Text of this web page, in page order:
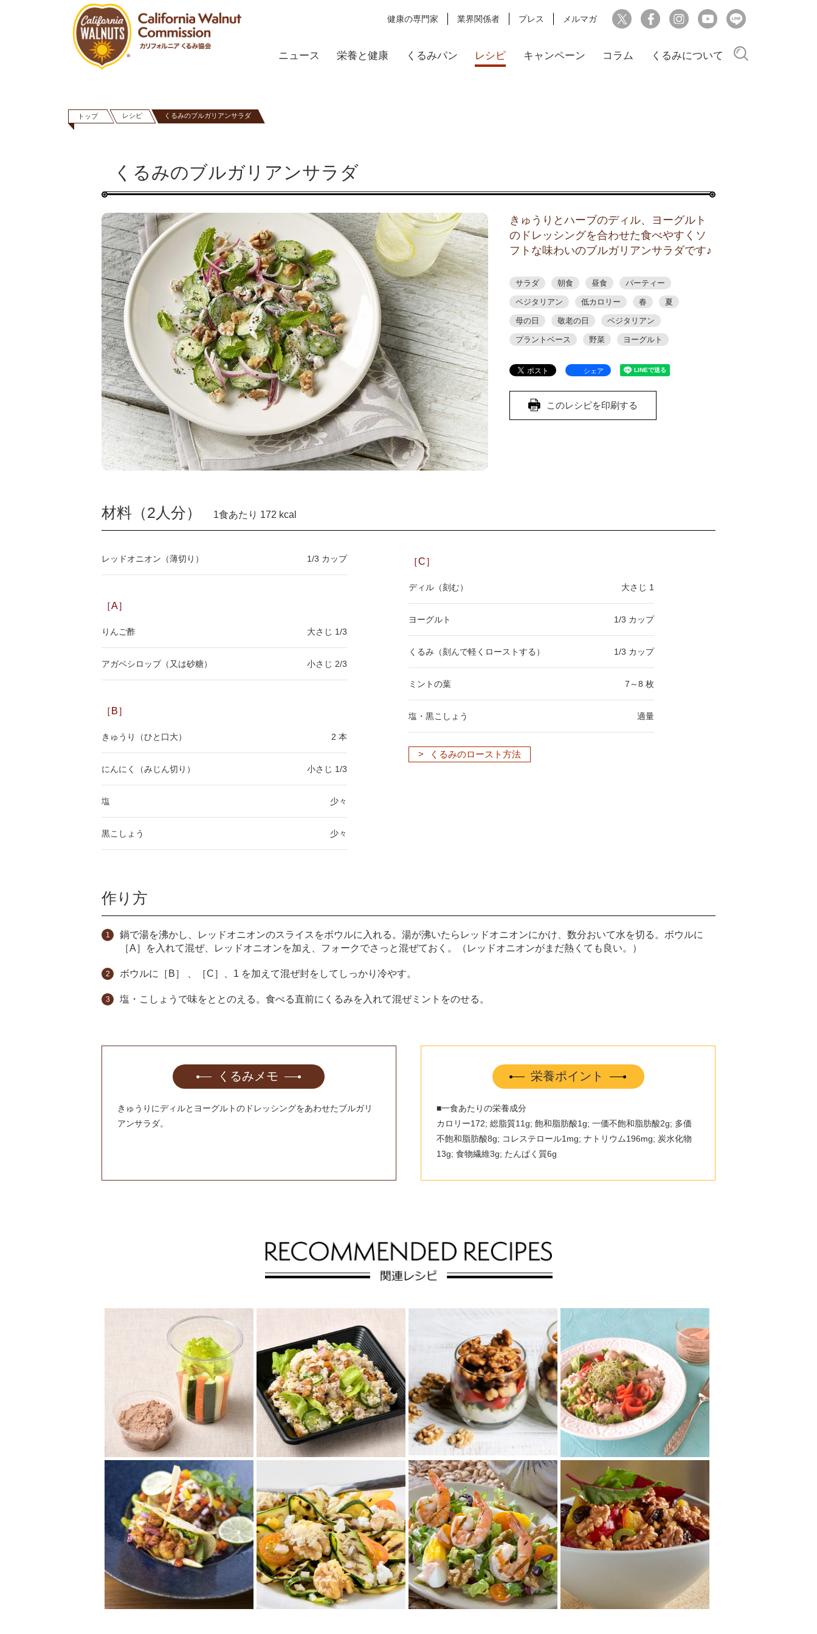
健康の専門家 業界関係者 プレス メルマガ
ニュース 栄養と健康 くるみパン レシピ キャンペーン コラム くるみについて
トップ レシピ くるみのブルガリアンサラダ
くるみのブルガリアンサラダ
きゅうりとハーブのディル、ヨーグルト
のドレッシングを合わせた食べやすくソ
フトな味わいのブルガリアンサラダです♪
サラダ 朝食 昼食 パーティー
ベジタリアン 低カロリー 春 夏
母の日 敬老の日 ベジタリアン
プラントベース 野菜 ヨーグルト
シェア
このレシピを印刷する
材料（2人分） 1食あたり 172 kcal
レッドオニオン（薄切り） 1/3 カップ
［A］
りんご酢 大さじ 1/3
アガベシロップ（又は砂糖） 小さじ 2/3
［B］
きゅうり（ひと口大） 2 本
にんにく（みじん切り） 小さじ 1/3
塩 少々
黒こしょう 少々
［C］
ディル（刻む） 大さじ 1
ヨーグルト 1/3 カップ
くるみ（刻んで軽くローストする） 1/3 カップ
ミントの葉 7～8 枚
塩・黒こしょう 適量
くるみのロースト方法
作り方
鍋で湯を沸かし、レッドオニオンのスライスをボウルに入れる。湯が沸いたらレッドオニオンにかけ、数分おいて水を切る。ボウルに
［A］を入れて混ぜ、レッドオニオンを加え、フォークでさっと混ぜておく。（レッドオニオンがまだ熱くても良い。）
ボウルに［B］ 、［C］、1 を加えて混ぜ封をしてしっかり冷やす。
塩・こしょうで味をととのえる。食べる直前にくるみを入れて混ぜミントをのせる。
くるみメモ
きゅうりにディルとヨーグルトのドレッシングをあわせたブルガリ
アンサラダ。
栄養ポイント
■一食あたりの栄養成分
カロリー172; 総脂質11g; 飽和脂肪酸1g; 一価不飽和脂肪酸2g; 多価
不飽和脂肪酸8g; コレステロール1mg; ナトリウム196mg; 炭水化物
13g; 食物繊維3g; たんぱく質6g
くるみ入りフムスと野
菜スティック
ひよこ豆にくるみを加えて、コ
ク味と香ばしい風味をプラス。
くるみとおからのサラ
ダ
おからをフレッシュサラダ風
に。
くるみを入れて、食感よく、風
味も香ばしく。
スパイシーくるみのギ
リシャヨーグルトサラ
ダパフェ
ヨーグルトにトマト、きゅう
り、ひよこ豆を重ねたサラダの
上に、カレー風味のスパイシー
なくるみを乗せて、...
くるみドレッシングの
パワーサラダ
くるみドレッシングは多めに作
っておいて作り置きして！冷奴
にかけたり、茹でた野菜にかけ